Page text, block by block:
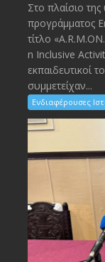
Στο πλαίσιο
προγράμματος
τίτλο
n Inclusive
εκπαιδευτικοί
συμμετείχαν...
Ενδιαφέρουσες